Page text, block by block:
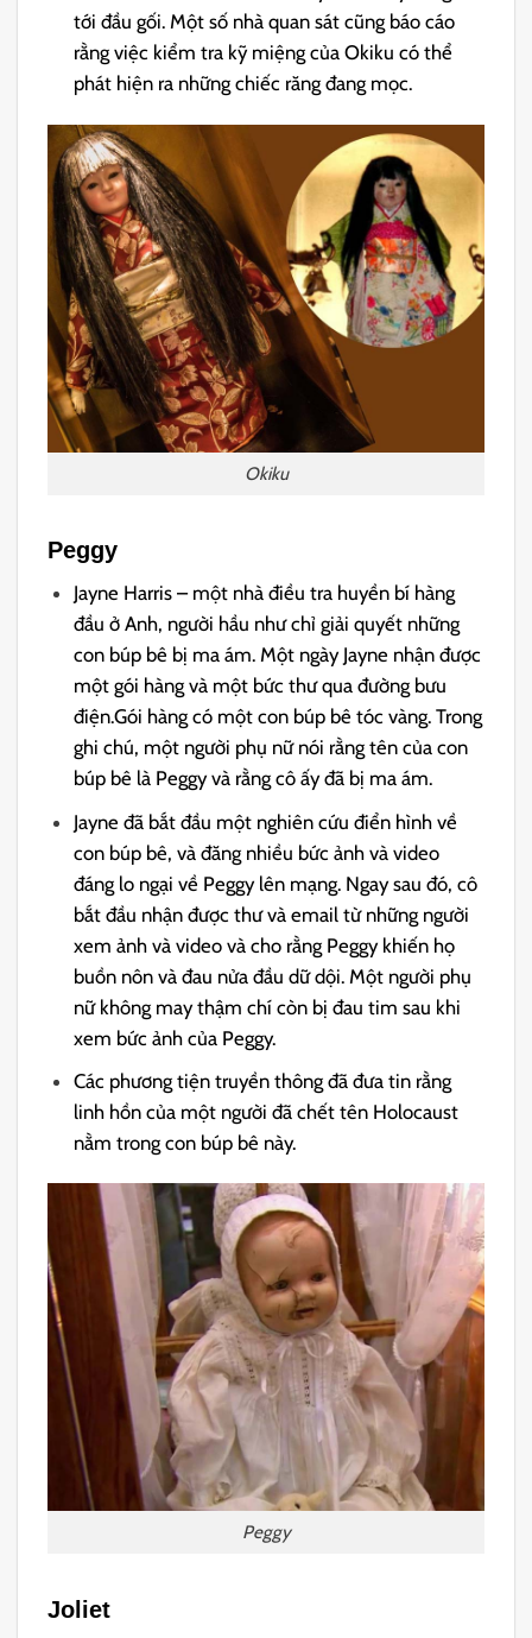
tới đầu gối. Một số nhà quan sát cũng báo cáo
rằng việc kiểm tra kỹ miệng của Okiku có thể
phát hiện ra những chiếc răng đang mọc.
Okiku
Peggy
Jayne Harris – một nhà điều tra huyền bí hàng
đầu ở Anh, người hầu như chỉ giải quyết những
con búp bê bị ma ám. Một ngày Jayne nhận được
một gói hàng và một bức thư qua đường bưu
điện.Gói hàng có một con búp bê tóc vàng. Trong
ghi chú, một người phụ nữ nói rằng tên của con
búp bê là Peggy và rằng cô ấy đã bị ma ám.
Jayne đã bắt đầu một nghiên cứu điển hình về
con búp bê, và đăng nhiều bức ảnh và video
đáng lo ngại về Peggy lên mạng. Ngay sau đó, cô
bắt đầu nhận được thư và email từ những người
xem ảnh và video và cho rằng Peggy khiến họ
buồn nôn và đau nửa đầu dữ dội. Một người phụ
nữ không may thậm chí còn bị đau tim sau khi
xem bức ảnh của Peggy.
Các phương tiện truyền thông đã đưa tin rằng
linh hồn của một người đã chết tên Holocaust
nằm trong con búp bê này.
Peggy
Joliet